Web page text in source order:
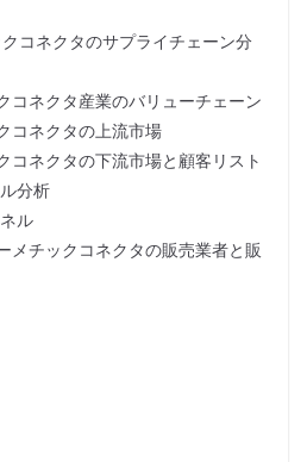
コネクタのサプライチェーン分
コネクタ産業のバリューチェーン
コネクタの上流市場
コネクタの下流市場と顧客リスト
分析
ル
チックコネクタの販売業者と販